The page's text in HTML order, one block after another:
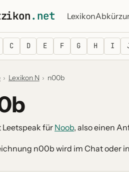
ikon.net Lexikon
C D E F G H I
› Lexikon N › n00b
fürNoob, also einen
n00b wird im Chat oder